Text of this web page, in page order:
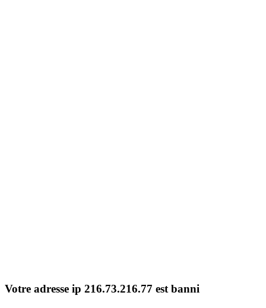
Votre adresse ip 216.73.216.77 est banni